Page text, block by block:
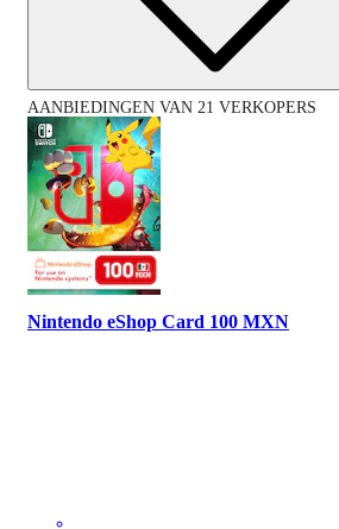
AANBIEDINGEN VAN 21 VERKOPERS
Nintendo eShop Card 100 MXN